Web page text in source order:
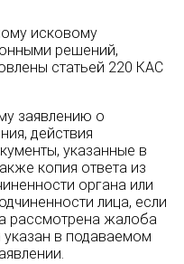
исковому
решений,
статьей 220 КАС
заявлению о
действия
указанные в
копия ответа из
органа или
лица, если
рассмотрена жалоба
в подаваемом